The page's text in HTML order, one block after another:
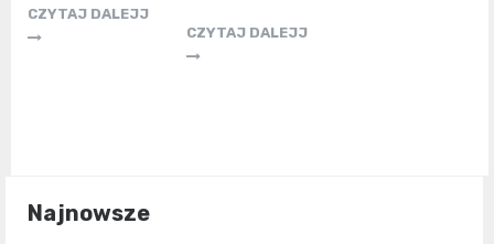
CZYTAJ DALEJJ
CZYTAJ DALEJJ
Najnowsze